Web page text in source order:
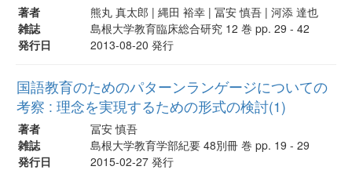
著者
熊丸 真太郎 | 縄田 裕幸 | 冨安 慎吾 | 河添 達也
雑誌
島根大学教育臨床総合研究 12 巻 pp. 29 - 42
発行日
2013-08-20 発行
国語教育のためのパターンランゲージについての
考察 : 理念を実現するための形式の検討(1)
著者
冨安 慎吾
雑誌
島根大学教育学部紀要 48別冊 巻 pp. 19 - 29
発行日
2015-02-27 発行